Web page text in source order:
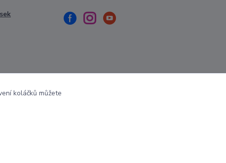
koláčků můžete